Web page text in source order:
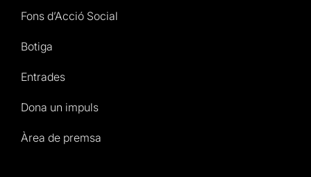
Fons d’Acció Social
Botiga
Entrades
Dona un impuls
Àrea de premsa